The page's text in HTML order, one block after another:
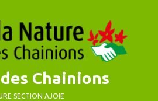
Chainions
SECTION AJOIE